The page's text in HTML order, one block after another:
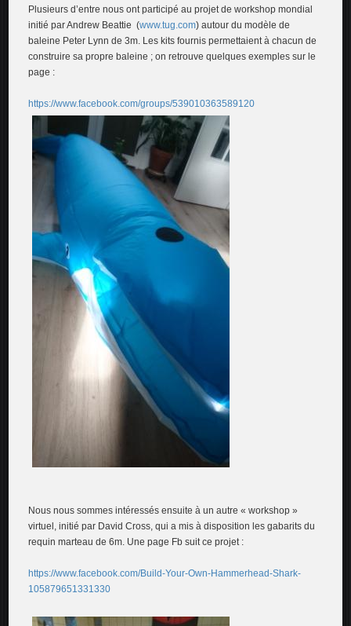
Plusieurs d’entre nous ont participé au projet de workshop mondial
initié par Andrew Beattie (www.tug.com) autour du modèle de
baleine Peter Lynn de 3m. Les kits fournis permettaient à chacun de
construire sa propre baleine ; on retrouve quelques exemples sur le
page :
https://www.facebook.com/groups/539010363589120
Nous nous sommes intéressés ensuite à un autre « workshop »
virtuel, initié par David Cross, qui a mis à disposition les gabarits du
requin marteau de 6m. Une page Fb suit ce projet :
https://www.facebook.com/Build-Your-Own-Hammerhead-Shark-
105879651331330